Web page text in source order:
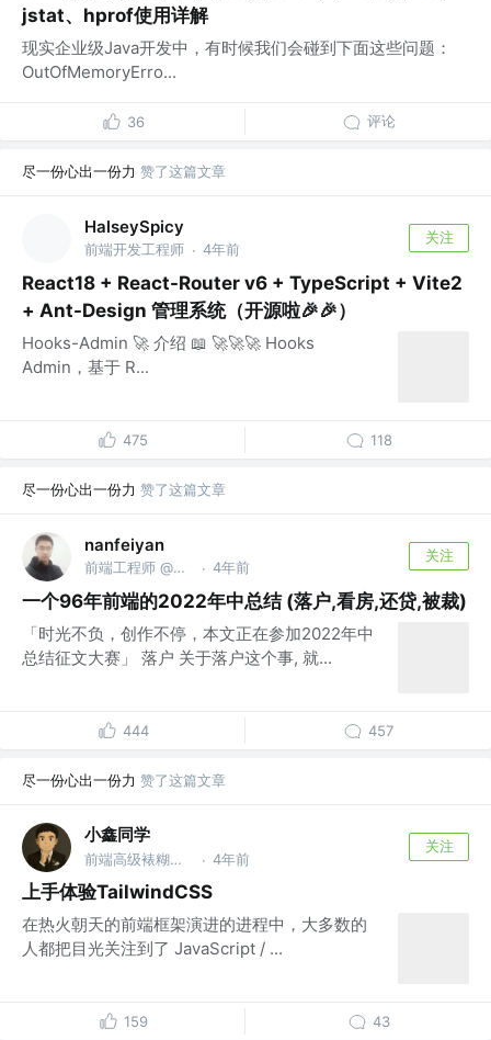
jstat、hprof使用详解
现实企业级Java开发中，有时候我们会碰到下面这些问题：
OutOfMemoryErro...
36 评论
尽一份心出一份力 赞了这篇文章
HalseySpicy
前端开发工程师 · 4年前
关注
React18 + React-Router v6 + TypeScript + Vite2
+ Ant-Design 管理系统（开源啦🎉🎉）
Hooks-Admin 🚀 介绍 📖 🚀🚀🚀 Hooks
Admin，基于 R...
475 118
尽一份心出一份力 赞了这篇文章
nanfeiyan
前端工程师 @欢聚 · 4年前
关注
一个96年前端的2022年中总结 (落户,看房,还贷,被裁)
「时光不负，创作不停，本文正在参加2022年中
总结征文大赛」 落户 关于落户这个事, 就...
444 457
尽一份心出一份力 赞了这篇文章
小鑫同学
前端高级裱糊匠 @OSPOON.cn · 4年前
关注
上手体验TailwindCSS
在热火朝天的前端框架演进的进程中，大多数的
人都把目光关注到了 JavaScript / ...
159 43